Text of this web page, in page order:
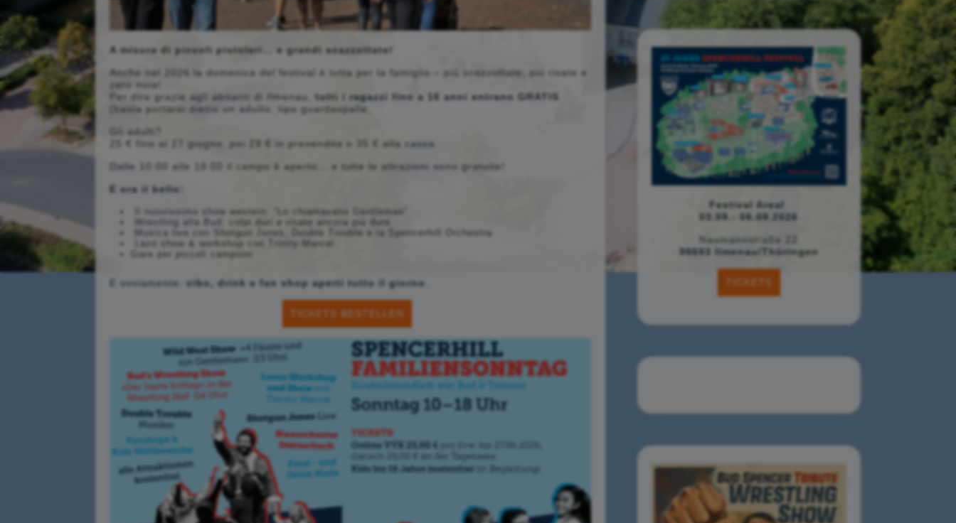
A misura di piccoli pistoleri… e grandi scazzottate!
Anche nel 2026 la domenica del festival è tutta per la famiglia – più scazzottate, più risate e
zero noia!
Per dire grazie agli abitanti di Ilmenau,tutti i ragazzi fino a 16 anni entrano GRATIS
(basta portarsi dietro un adulto, tipo guardaspalle,
Gli adulti?
25 € fino al 27 giugno, poi 29 € in prevendita o 35 € alla cassa.
Dalle 10:00 alle 18:00 il campo è aperto… e tutte le attrazioni sono gratuite!
E ora il bello:
Il nuovissimo show western:
“Lo chiamavano Gentleman”
Wrestling alla Bud:
colpi duri e risate ancora più dure
Musica live con Shotgun Jones, Double Trouble e la Spencerhill Orchestra
Lazo show & workshop con Trinity-Marcel
Gare per piccoli campioni
E ovviamente:cibo, drink e fan shop aperti tutto il giorno
TICKETS BESTELLEN
Festival Areal
03.09.- 06.09.2026
Naumannstraße 22
98693 Ilmenau/Thüringen
TICKETS